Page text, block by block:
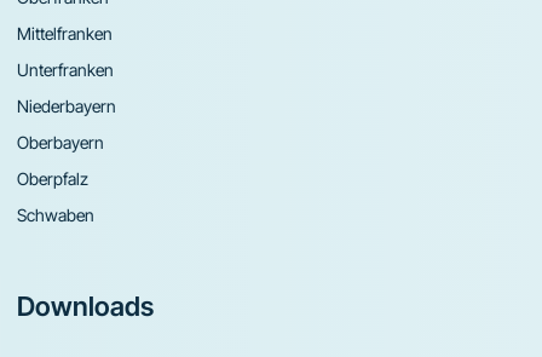
Mittelfranken
Unterfranken
Niederbayern
Oberbayern
Oberpfalz
Schwaben
Downloads